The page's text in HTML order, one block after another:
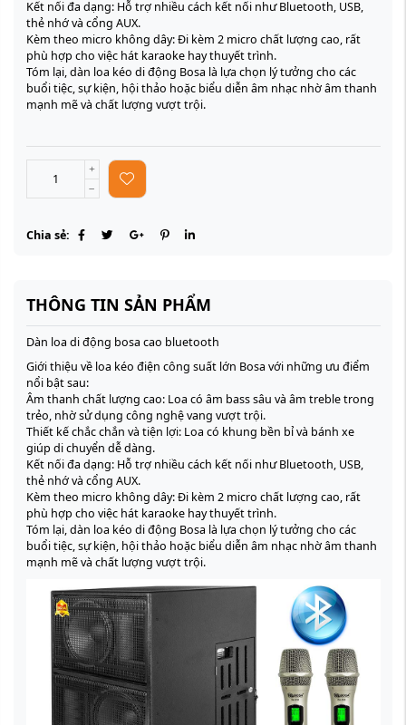
Kết nối đa dạng: Hỗ trợ nhiều cách kết nối như Bluetooth, USB,
thẻ nhớ và cổng AUX.
Kèm theo micro không dây: Đi kèm 2 micro chất lượng cao, rất
phù hợp cho việc hát karaoke hay thuyết trình.
Tóm lại, dàn loa kéo di động Bosa là lựa chọn lý tưởng cho các
buổi tiệc, sự kiện, hội thảo hoặc biểu diễn âm nhạc nhờ âm thanh
mạnh mẽ và chất lượng vượt trội.
Chia sẻ:
THÔNG TIN SẢN PHẨM
Dàn loa di động bosa cao bluetooth
Giới thiệu về loa kéo điện công suất lớn Bosa với những ưu điểm
nổi bật sau:
Âm thanh chất lượng cao: Loa có âm bass sâu và âm treble trong
trẻo, nhờ sử dụng công nghệ vang vượt trội.
Thiết kế chắc chắn và tiện lợi: Loa có khung bền bỉ và bánh xe
giúp di chuyển dễ dàng.
Kết nối đa dạng: Hỗ trợ nhiều cách kết nối như Bluetooth, USB,
thẻ nhớ và cổng AUX.
Kèm theo micro không dây: Đi kèm 2 micro chất lượng cao, rất
phù hợp cho việc hát karaoke hay thuyết trình.
Tóm lại, dàn loa kéo di động Bosa là lựa chọn lý tưởng cho các
buổi tiệc, sự kiện, hội thảo hoặc biểu diễn âm nhạc nhờ âm thanh
mạnh mẽ và chất lượng vượt trội.